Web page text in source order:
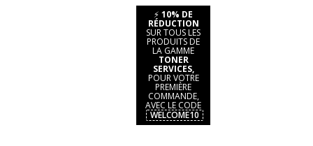
⚡ 10% DE
RÉDUCTION
SUR TOUS LES
PRODUITS DE
LA GAMME
TONER
SERVICES,
POUR VOTRE
PREMIÈRE
COMMANDE,
AVEC LE CODE
WELCOME10